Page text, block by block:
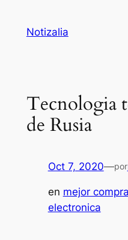
Notizalia
Tecnologia
de Rusia
Oct 7, 2020—por
en mejor compra
electronica